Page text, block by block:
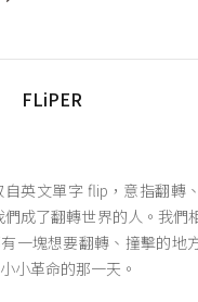
FLiPER
自英文單字 flip，意指翻轉
們成了翻轉世界的人。我們
一塊想要翻轉、撞擊的地
小革命的那一天。